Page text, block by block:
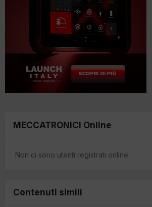
MECCATRONICI Online
Non ci sono utenti registrati online
Contenuti simili